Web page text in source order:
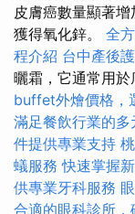
皮膚癌數量顯著
獲得氧化鋅。 全
程介紹 台中產後
曬霜，它通常用於
buffet外燴價格，
滿足餐飲行業的多
件提供專業支持
蟻服務 快速掌握
供專業牙科服務
合適的眼科診所